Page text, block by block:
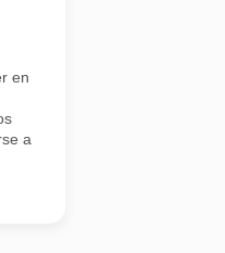
en
a